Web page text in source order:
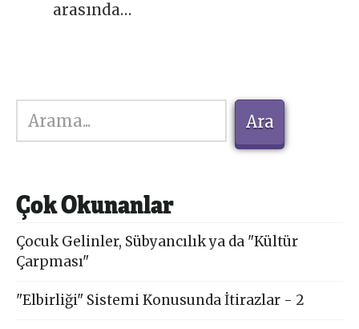
arasında…
Ara
Ara
Çok Okunanlar
Çocuk Gelinler, Sübyancılık ya da "Kültür
Çarpması"
"Elbirliği" Sistemi Konusunda İtirazlar - 2